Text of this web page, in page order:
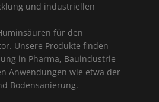
und industriellen
für den
Unsere Produkte finden
in Pharma, Bauindustrie
Anwendungen wie etwa der
Bodensanierung.